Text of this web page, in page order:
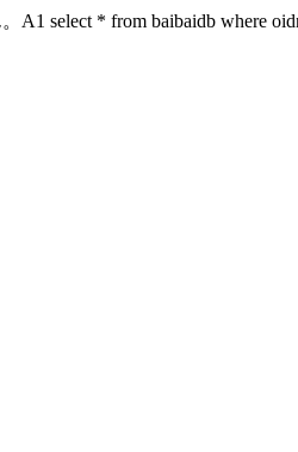
select * from baibaidb where